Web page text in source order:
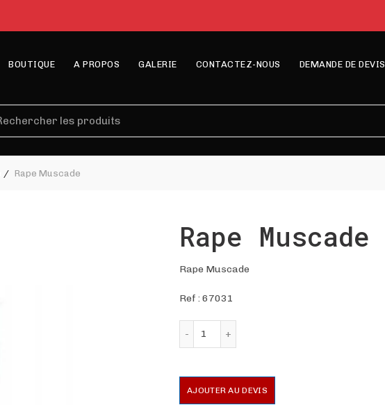
BOUTIQUE A PROPOS GALERIE CONTACTEZ-NOUS DEMANDE DE DEVIS
Rape Muscade
Rape Muscade
Rape Muscade
Ref :67031
AJOUTER AU DEVIS